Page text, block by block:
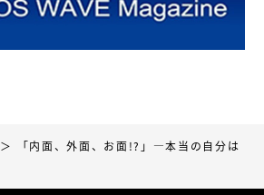
＞ 「内面、外面、お面!?」―本当の自分は